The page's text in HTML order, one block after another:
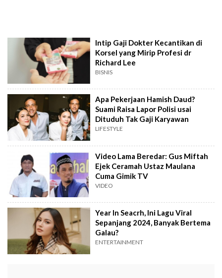
Intip Gaji Dokter Kecantikan di
Korsel yang Mirip Profesi dr
Richard Lee
BISNIS
Apa Pekerjaan Hamish Daud?
Suami Raisa Lapor Polisi usai
Dituduh Tak Gaji Karyawan
LIFESTYLE
Video Lama Beredar: Gus Miftah
Ejek Ceramah Ustaz Maulana
Cuma Gimik TV
VIDEO
Year In Seacrh, Ini Lagu Viral
Sepanjang 2024, Banyak Bertema
Galau?
ENTERTAINMENT